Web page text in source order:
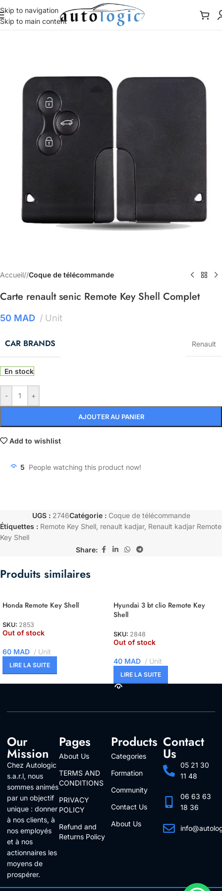
Skip to navigation
Skip to main content
Accueil/ Coque de télécommande
Carte renault senic Remote Key Shell Complet
50 MAD Unit
CAR BRANDS Renault
En stock
- +
AJOUTER AU PANIER
Add to wishlist
5 People watching this product now!
UGS : 2746Catégorie : Coque de télécommande
Étiquettes : Remote Key Shell renault kadjar, Renault kadjar Remote
Key Shell
Share:
Produits similaires
Honda Remote Key Shell
SKU: 2853
Out of stock
60 MAD Unit
LIRE LA SUITE
Hyundai 3 bt clio Remote Key
Shell
SKU: 2848
Out of stock
40 MAD Unit
LIRE LA SUITE
Our
Mission
Chez Autologic
s.a.r.l, nous
sommes animés
par un objectif
unique : donner
à nos clients, à
nos employés
et à nos
actionnaires les
moyens de
prospérer.
Pages
About Us
TERMS AND
CONDITIONS
PRIVACY
POLICY
Refund and
Returns Policy
Products
Categories
Formation
Community
Contact Us
About Us
Contact
Us
05 21 30
11 48
06 63 63
18 36